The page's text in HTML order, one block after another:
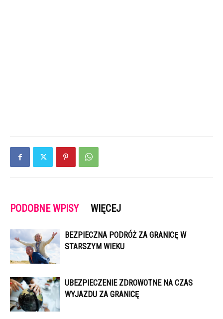
PODOBNE WPISY WIĘCEJ
BEZPIECZNA PODRÓŻ ZA GRANICĘ W
STARSZYM WIEKU
UBEZPIECZENIE ZDROWOTNE NA CZAS
WYJAZDU ZA GRANICĘ